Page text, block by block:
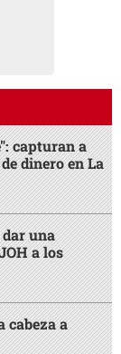
capturan a
dinero en La
una
a los
cabeza a